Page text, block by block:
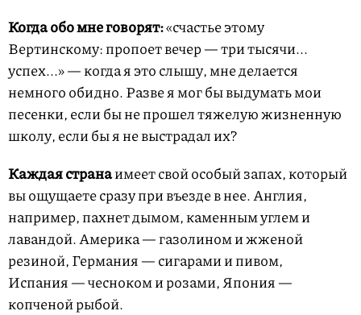
Когда обо мне говорят:«счастье этому
Вертинскому: пропоет вечер — три тысячи...
успех...» — когда я это слышу, мне делается
немного обидно. Разве я мог бы выдумать мои
песенки, если бы не прошел тяжелую жизненную
школу, если бы я не выстрадал их?
Каждая странаимеет свой особый запах, который
вы ощущаете сразу при въезде в нее. Англия,
например, пахнет дымом, каменным углем и
лавандой. Америка — газолином и жженой
резиной, Германия — сигарами и пивом,
Испания — чесноком и розами, Япония —
копченой рыбой.